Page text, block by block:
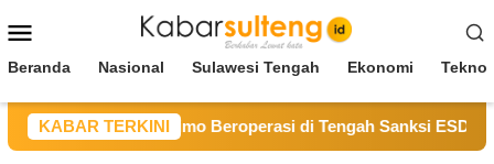
ke
Mobile
Beranda Nasional Sulawesi Tengah Ekonomi
KABAR TERKINI
Sirtu Baliara Parimo Beroperasi di Tengah Sanksi ESDM